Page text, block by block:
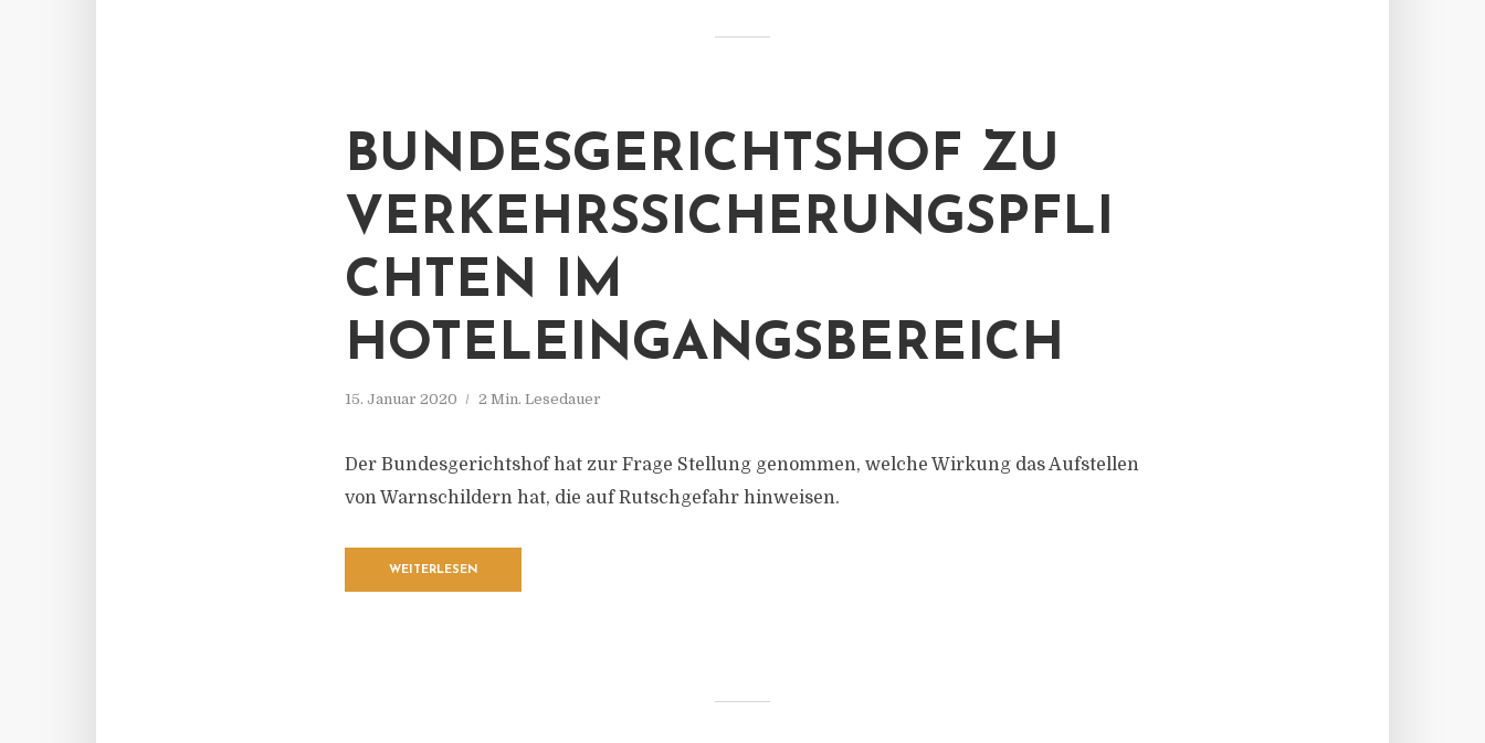
BUNDESGERICHTSHOF ZU
VERKEHRSSICHERUNGSPFLI
CHTEN IM
HOTELEINGANGSBEREICH
15. Januar 2020 2 Min. Lesedauer
Der Bundesgerichtshof hat zur Frage Stellung genommen, welche Wirkung das Aufstellen
von Warnschildern hat, die auf Rutschgefahr hinweisen.
WEITERLESEN